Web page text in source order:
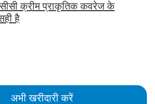
सीसी क्रीम प्राकृतिक कवरेज के
है
अभी खरीदारी करें